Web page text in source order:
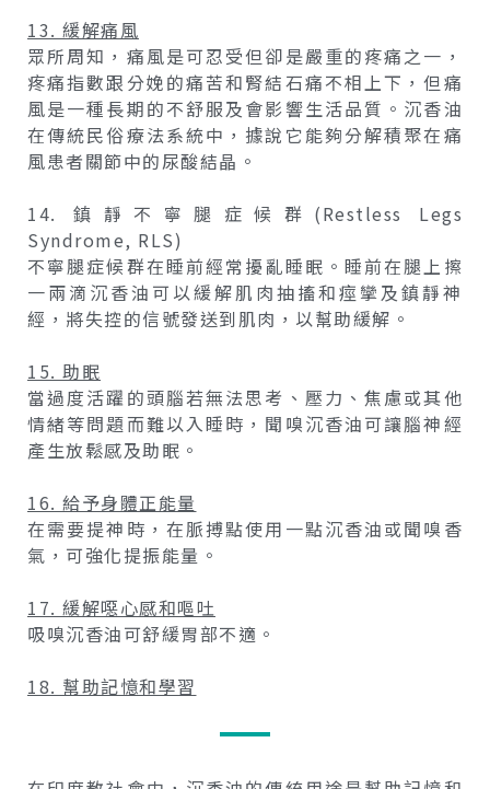
13. 緩解痛風
眾所周知，痛風是可忍受但卻是嚴重的疼痛之一，
疼痛指數跟分娩的痛苦和腎結石痛不相上下，但痛
風是一種長期的不舒服及會影響生活品質。沉香油
在傳統民俗療法系統中，據說它能夠分解積聚在痛
風患者關節中的尿酸結晶。
14. 鎮靜不寧腿症候群(Restless Legs
Syndrome, RLS)
不寧腿症候群在睡前經常擾亂睡眠。睡前在腿上擦
一兩滴沉香油可以緩解肌肉抽搐和痙攣及鎮靜神
經，將失控的信號發送到肌肉，以幫助緩解。
15. 助眠
當過度活躍的頭腦若無法思考、壓力、焦慮或其他
情緒等問題而難以入睡時，聞嗅沉香油可讓腦神經
產生放鬆感及助眠。
16. 給予身體正能量
在需要提神時，在脈搏點使用一點沉香油或聞嗅香
氣，可強化提振能量。
17. 緩解噁心感和嘔吐
吸嗅沉香油可舒緩胃部不適。
18. 幫助記憶和學習